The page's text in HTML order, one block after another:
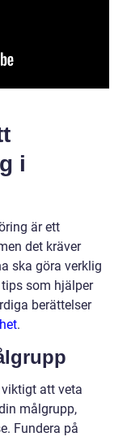
i
är ett
det kräver
ska göra verklig
som hjälper
berättelser
.
att veta
målgrupp,
Fundera på